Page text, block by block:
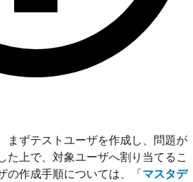
まずテストユーザを作成し、問題が
た上で、対象ユーザへ割り当てるこ
の作成手順については、「 マスタデ